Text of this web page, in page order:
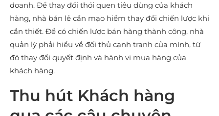
doanh. Để thay đổi thói quen tiêu dùng của khách
hàng, nhà bán lẻ cần mạo hiểm thay đổi chiến lược khi
cần thiết. Để có chiến lược bán hàng thành công, nhà
quản lý phải hiểu về đối thủ cạnh tranh của mình, từ
đó thay đổi quyết định và hành vi mua hàng của
khách hàng.
Thu hút Khách hàng